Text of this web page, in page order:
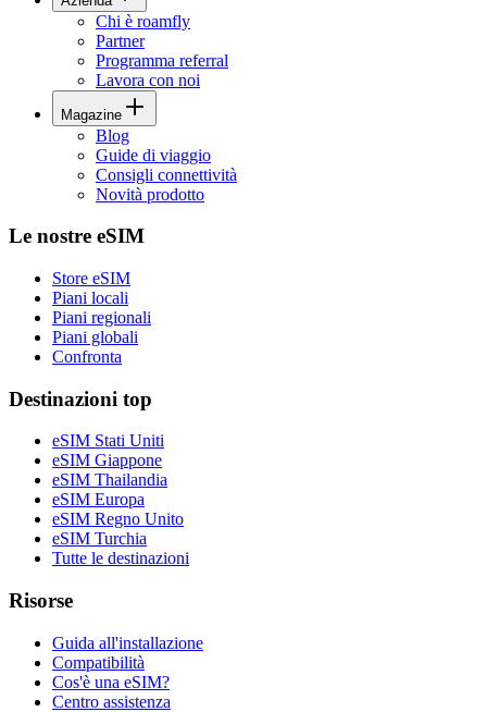
Chi è roamfly
Partner
Programma referral
Lavora con noi
Magazine
Blog
Guide di viaggio
Consigli connettività
Novità prodotto
Le nostre eSIM
Store eSIM
Piani locali
Piani regionali
Piani globali
Confronta
Destinazioni top
eSIM Stati Uniti
eSIM Giappone
eSIM Thailandia
eSIM Europa
eSIM Regno Unito
eSIM Turchia
Tutte le destinazioni
Risorse
Guida all'installazione
Compatibilità
Cos'è una eSIM?
Centro assistenza